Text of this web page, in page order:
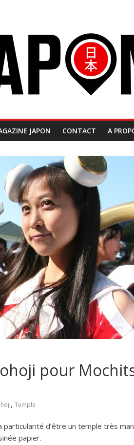
JAPON CONTACT A
pour
, Temple
particularité d’être un temple très
papier.